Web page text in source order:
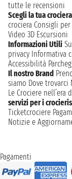
tutte le recensioni
Scegli la tua crociera
crociera Consigli
Video 3D Escursioni
Informazioni Utili
privacy Informativa
Accessibilità
Il nostro Brand
siamo Dove trovarci
Le Crociere nell’era
servizi per i
Ticketcrociere
Notizie e
Pagamenti